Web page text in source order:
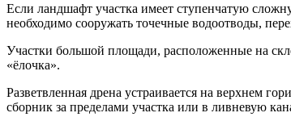
Если ландшафт участка имеет ступенчатую
необходимо сооружать точечные водоотводы,
Участки большой площади, расположенные на
«ёлочка».
Разветвленная дрена устраивается на верхнем
сборник за пределами участка или в ливневую